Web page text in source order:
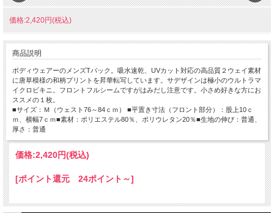
価格:2,420円(税込)
商品説明
ボディウェアーのメンズTバック。吸水速乾、UVカット対応の高品質２ウェイ素材
に唐草模様の和柄プリントを昇華転写しています。サデザインは極小のウルトラマ
イクロビキニ。フロントフルシームですがはみだし注意です。小さめ好きな方にお
ススメの１枚。
■サイズ：Ｍ（ウェスト76～84ｃｍ） ■平置き寸法（フロント部分）：股上10ｃ
ｍ、横幅7ｃｍ■素材：ポリエステル80％、ポリウレタン20％■生地の伸び：普通、
厚さ：普通
価格:2,420円(税込)
[ポイント還元 24ポイント～]